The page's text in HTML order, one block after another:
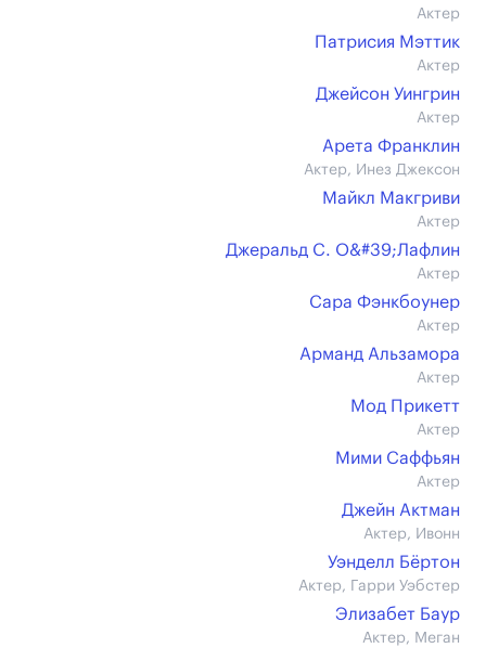
Актер
Патрисия Мэттик
Актер
Джейсон Уингрин
Актер
Арета Франклин
Актер, Инез Джексон
Майкл Макгриви
Актер
Джеральд С. О&#39;Лафлин
Актер
Сара Фэнкбоунер
Актер
Арманд Альзамора
Актер
Мод Прикетт
Актер
Мими Саффьян
Актер
Джейн Актман
Актер, Ивонн
Уэнделл Бёртон
Актер, Гарри Уэбстер
Элизабет Баур
Актер, Меган